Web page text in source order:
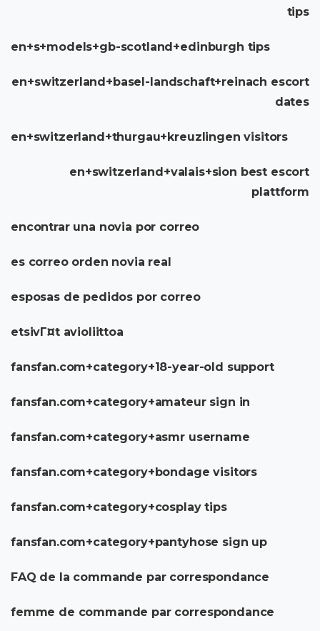
tips
en+s+models+gb-scotland+edinburgh tips
en+switzerland+basel-landschaft+reinach escort
dates
en+switzerland+thurgau+kreuzlingen visitors
en+switzerland+valais+sion best escort
plattform
encontrar una novia por correo
es correo orden novia real
esposas de pedidos por correo
etsivГ¤t avioliittoa
fansfan.com+category+18-year-old support
fansfan.com+category+amateur sign in
fansfan.com+category+asmr username
fansfan.com+category+bondage visitors
fansfan.com+category+cosplay tips
fansfan.com+category+pantyhose sign up
FAQ de la commande par correspondance
femme de commande par correspondance